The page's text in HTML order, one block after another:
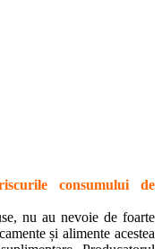
consumului de
nu au nevoie de foarte
și alimente acestea